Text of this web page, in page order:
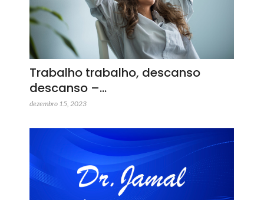
Trabalho trabalho, descanso
descanso –…
dezembro 15, 2023